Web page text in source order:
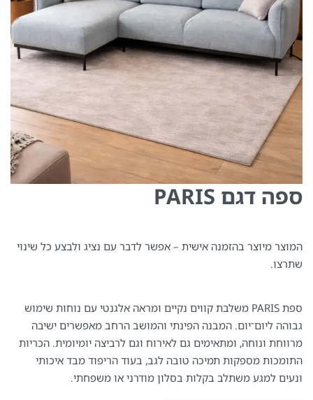
ספה דגם PARIS
המוצר מיוצר בהזמנה אישית – אפשר לדבר עם נציג ולבצע כל שינוי
שתרצו.
ספת PARIS משלבת קווים נקיים ומראה אלגנטי עם נוחות שימוש
גבוהה ליום־יום. המבנה הפינתי והמושב הרחב מאפשרים ישיבה
מרווחת ונוחה, ומתאימים גם לאירוח וגם לרביצה יומיומית. הכריות
התומכות מספקות תמיכה טובה לגב, בעוד הריפוד מבד איכותי
ונעים למגע משתלב בקלות בסלון מודרני או משפחתי.